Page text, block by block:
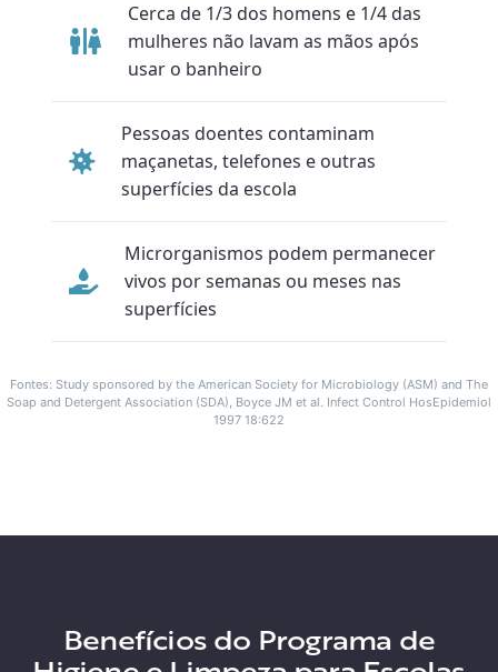
Cerca de 1/3 dos homens e 1/4 das
mulheres não lavam as mãos após
usar o banheiro
Pessoas doentes contaminam
maçanetas, telefones e outras
superfícies da escola
Microrganismos podem permanecer
vivos por semanas ou meses nas
superfícies
Fontes: Study sponsored by the American Society for Microbiology (ASM) and The
Soap and Detergent Association (SDA), Boyce JM et al. Infect Control HosEpidemiol
1997 18:622
Benefícios do Programa de